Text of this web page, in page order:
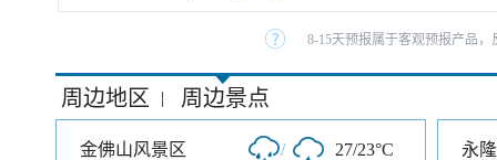
8-15天预报属于客观预报产品
周边地区 | 周边景点
金佛山风景区 / 27/23°C 永